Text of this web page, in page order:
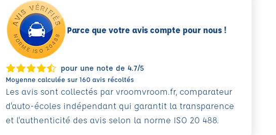
Parce que votre avis compte pour nous !
pour une note de 4.7/5
Moyenne calculée sur 160 avis récoltés
Les avis sont collectés par vroomvroom.fr, comparateur
d’auto-écoles indépendant qui garantit la transparence
et l'authenticité des avis selon la norme ISO 20 488.